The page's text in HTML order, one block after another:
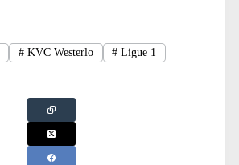
#KVC Westerlo # Ligue 1